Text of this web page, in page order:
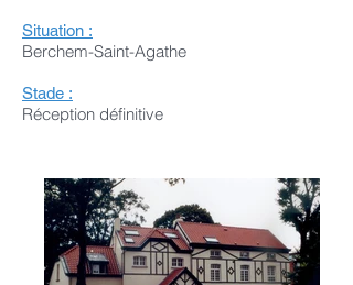
Situation :
Berchem-Saint-Agathe
Stade :
Réception définitive